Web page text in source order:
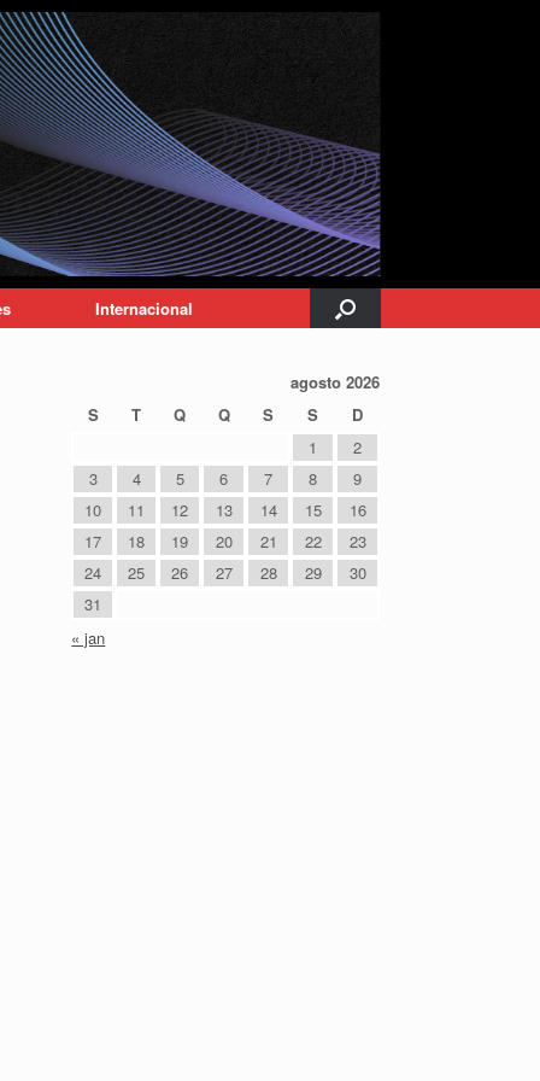
Internacional
agosto 2026
S
T Q Q S S
D
1
2
3
4 5 6 7 8
9
10
11 12 13 14 15
16
17
18 19 20 21 22
23
24
25 26 27 28 29
30
31
« jan